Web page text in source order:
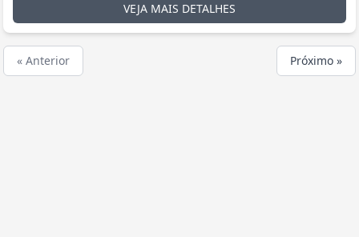
VEJA MAIS DETALHES
« Anterior Próximo »